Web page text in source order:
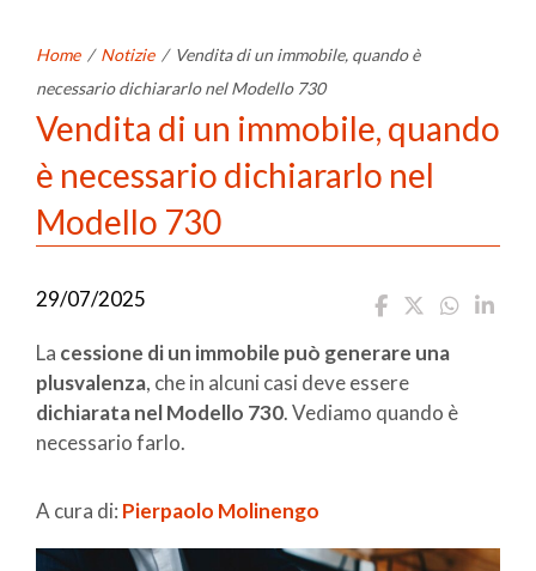
Home / Notizie / Vendita di un immobile, quando è
necessario dichiararlo nel Modello 730
Vendita di un immobile, quando
è necessario dichiararlo nel
Modello 730
29/07/2025
La cessione di un immobile può generare una
plusvalenza, che in alcuni casi deve essere
dichiarata nel Modello 730. Vediamo quando è
necessario farlo.
A cura di: Pierpaolo Molinengo